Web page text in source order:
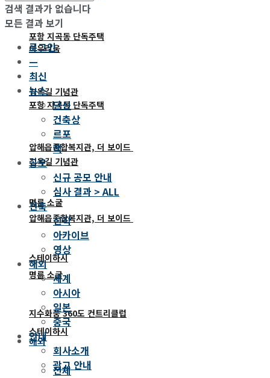
아우리움
포항 지곡동 단독주택
김옥길 기념관
압해읍종합복지관, 더 보이드
명륜 소굴
스테이하시
포항 지곡동 단독주택
김옥길 기념관
압해읍종합복지관, 더 보이드
명륜 소굴
스테이하시
지수화풍 360도 컨트리클럽
해외
전체
검색 결과가 없습니다
모든 결과 보기
로그인
—
최신
뉴스
단신
건축상
르포
책
공모
신규 공모 안내
심사 결과 > ALL
건축
신작
아카이브
영상
해외
세계
아시아
일본
중국
안내
회사소개
광고 안내